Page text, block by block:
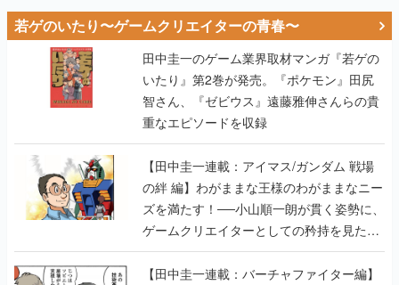
若ゲのいたり〜ゲームクリエイターの青春〜
田中圭一のゲーム業界取材マンガ『若ゲの
いたり』第2巻が発売。『ポケモン』田尻
智さん、『ゼビウス』遠藤雅伸さんらの貴
重なエピソードを収録
【田中圭一連載：アイマス/ガンダム 戦場
の絆 編】わがままな王様のわがままなニー
ズを満たす！──小山順一朗が貫く姿勢に、
ゲームクリエイターとしての矜持を見た
【若ゲのいたり最終回】
【田中圭一連載：バーチャファイター編】